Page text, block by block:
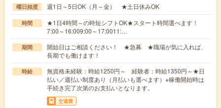
曜日頻度 週1日～5日OK（月～金） ★土日休みOK
時間
★1日4時間～の時短シフトOK★スタート時間選べます！
7:00～16:009:00～17:0011:…
期間
開始日はご相談ください！ ★急募 ★職場が気に入れば、
長期でも働けます！
時給
無資格未経験：時給1250円～ 経験者：時給1350円～★日
払い／週払い制度あり（月払いも選べます）※稼働開始時は
手続き完了次第のお支払いとなります。
交通費